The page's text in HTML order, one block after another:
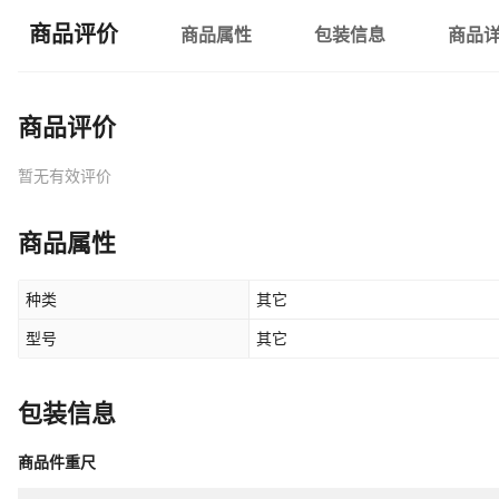
商品评价 商品属性 包装信息 商品
商品评价
暂无有效评价
商品属性
种类 其它
型号 其它
包装信息
商品件重尺